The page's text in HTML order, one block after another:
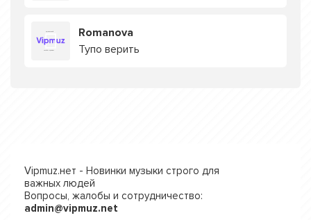
Romanova
Тупо верить
Vipmuz.нет - Новинки музыки строго для
важных людей
Вопросы, жалобы и сотрудничество:
admin@vipmuz.net